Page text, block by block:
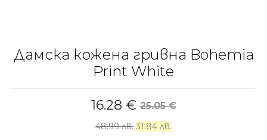
Дамска кожена гривна Bohemia
Print White
25.05€
16.28 €
48.99 лв. 31.84 лв.